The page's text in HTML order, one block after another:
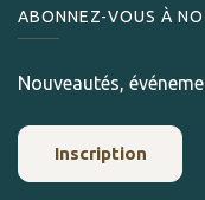
ABONNEZ-VOUS À
Nouveautés,
Inscription